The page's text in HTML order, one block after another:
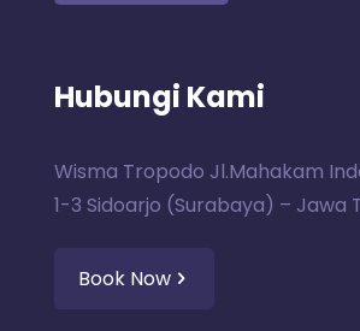
Hubungi Kami
Wisma Tropodo Jl.Mahakam
1-3 Sidoarjo (Surabaya) – Jawa
Book Now